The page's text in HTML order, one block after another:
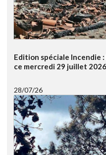
Edition spéciale Incendie
ce mercredi 29 juillet
28/07/26